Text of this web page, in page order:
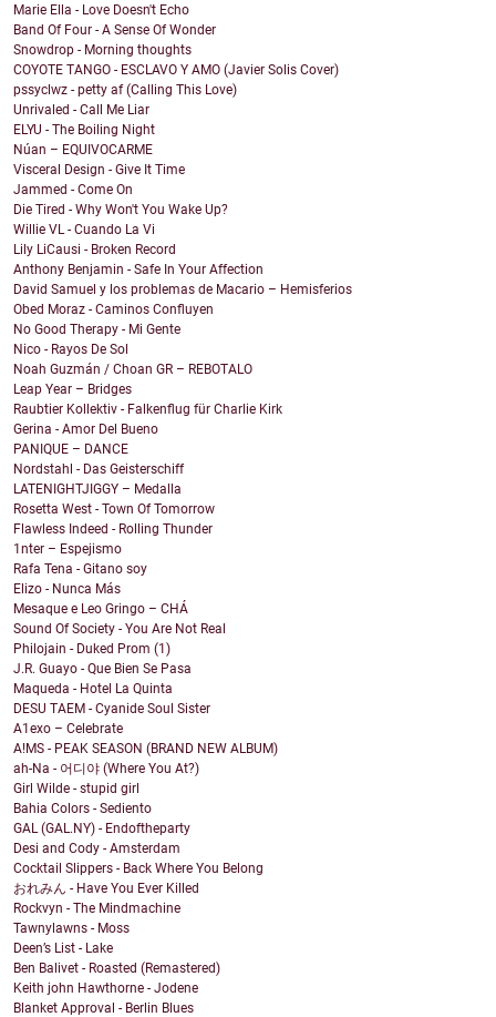
Marie Ella - Love Doesn't Echo
Band Of Four - A Sense Of Wonder
Snowdrop - Morning thoughts
COYOTE TANGO - ESCLAVO Y AMO (Javier Solis Cover)
pssyclwz - petty af (Calling This Love)
Unrivaled - Call Me Liar
ELYU - The Boiling Night
Núan – EQUIVOCARME
Visceral Design - Give It Time
Jammed - Come On
Die Tired - Why Won't You Wake Up?
Willie VL - Cuando La Vi
Lily LiCausi - Broken Record
Anthony Benjamin - Safe In Your Affection
David Samuel y los problemas de Macario – Hemisferios
Obed Moraz - Caminos Confluyen
No Good Therapy - Mi Gente
Nico - Rayos De Sol
Noah Guzmán / Choan GR – REBOTALO
Leap Year – Bridges
Raubtier Kollektiv - Falkenflug für Charlie Kirk
Gerina - Amor Del Bueno
PANIQUE – DANCE
Nordstahl - Das Geisterschiff
LATENIGHTJIGGY – Medalla
Rosetta West - Town Of Tomorrow
Flawless Indeed - Rolling Thunder
1nter – Espejismo
Rafa Tena - Gitano soy
Elizo - Nunca Más
Mesaque e Leo Gringo – CHÁ
Sound Of Society - You Are Not Real
Philojain - Duked Prom (1)
J.R. Guayo - Que Bien Se Pasa
Maqueda - Hotel La Quinta
DESU TAEM - Cyanide Soul Sister
A1exo – Celebrate
A!MS - PEAK SEASON (BRAND NEW ALBUM)
ah-Na - 어디야 (Where You At?)
Girl Wilde - stupid girl
Bahia Colors - Sediento
GAL (GAL.NY) - Endoftheparty
Desi and Cody - Amsterdam
Cocktail Slippers - Back Where You Belong
おれみん - Have You Ever Killed
Rockvyn - The Mindmachine
Tawnylawns - Moss
Deen’s List - Lake
Ben Balivet - Roasted (Remastered)
Keith john Hawthorne - Jodene
Blanket Approval - Berlin Blues